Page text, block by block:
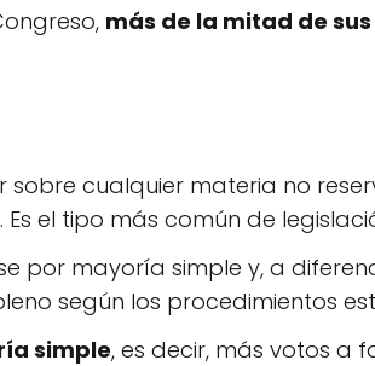
más de la mitad de
sobre cualquier materia no
el tipo más común de
por mayoría simple y, a
según los procedimientos
simple, es decir, más votos a